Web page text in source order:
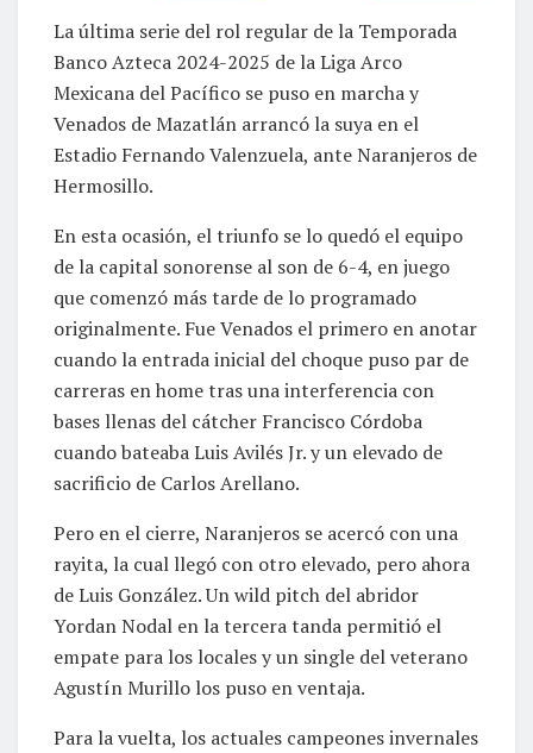
La última serie del rol regular de la Temporada
Banco Azteca 2024-2025 de la Liga Arco
Mexicana del Pacífico se puso en marcha y
Venados de Mazatlán arrancó la suya en el
Estadio Fernando Valenzuela, ante Naranjeros de
Hermosillo.
En esta ocasión, el triunfo se lo quedó el equipo
de la capital sonorense al son de 6-4, en juego
que comenzó más tarde de lo programado
originalmente. Fue Venados el primero en anotar
cuando la entrada inicial del choque puso par de
carreras en home tras una interferencia con
bases llenas del cátcher Francisco Córdoba
cuando bateaba Luis Avilés Jr. y un elevado de
sacrificio de Carlos Arellano.
Pero en el cierre, Naranjeros se acercó con una
rayita, la cual llegó con otro elevado, pero ahora
de Luis González. Un wild pitch del abridor
Yordan Nodal en la tercera tanda permitió el
empate para los locales y un single del veterano
Agustín Murillo los puso en ventaja.
Para la vuelta, los actuales campeones invernales